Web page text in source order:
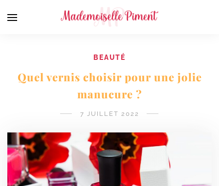
BEAUTÉ
Quel vernis choisir pour une jolie
manucure ?
7 JUILLET 2022